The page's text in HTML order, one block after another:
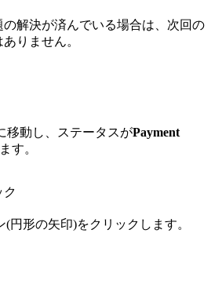
解決が済んでいる場合は、次回の
りません。
移動し、ステータスがPayment
す。
ク
(円形の矢印)をクリックします。